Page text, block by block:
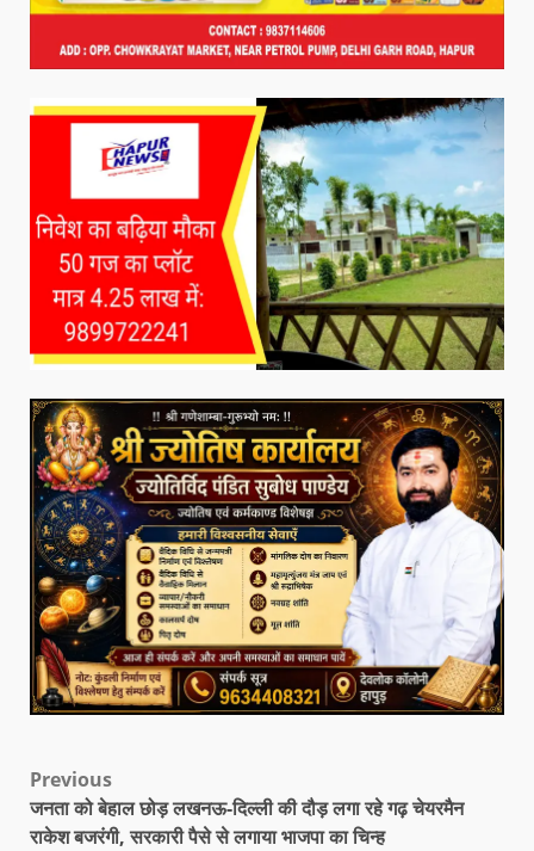
Previous
जनता को बेहाल छोड़ लखनऊ-दिल्ली की दौड़ लगा रहे गढ़ चेयरमैन
राकेश बजरंगी, सरकारी पैसे से लगाया भाजपा का चिन्ह